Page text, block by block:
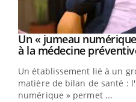
Youtube
Un « jumeau
à la médecine
Un établissement lié à un
matière de bilan de santé :
numérique » permet ...